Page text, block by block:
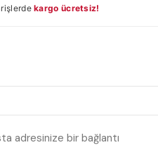
kargo ücretsiz!
adresinize bir bağlantı